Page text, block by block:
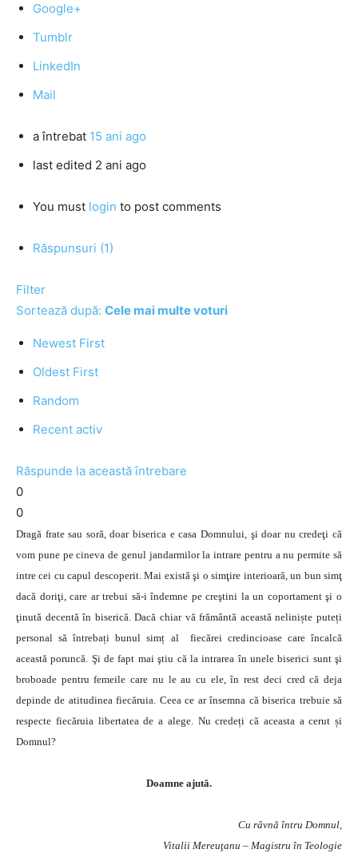
Google+
Tumblr
LinkedIn
Mail
a întrebat 15 ani ago
last edited 2 ani ago
You must login to post comments
Răspunsuri (1)
Filter
Sortează după: Cele mai multe voturi
Newest First
Oldest First
Random
Recent activ
Răspunde la această întrebare
0
0
Dragă frate sau soră, doar biserica e casa Domnului, şi doar nu credeţi că
vom pune pe cineva de genul jandarmilor la intrare pentru a nu permite să
intre cei cu capul descoperit. Mai există şi o simţire interioară, un bun simţ
dacă doriţi, care ar trebui să-i îndemne pe creştini la un coportament şi o
ţinută decentă în biserică. Dacă chiar vă frământă această neliniște puteți
personal să întrebați bunul simț al fiecărei credincioase care încalcă
această poruncă. Şi de fapt mai ştiu că la intrarea în unele biserici sunt şi
broboade pentru femeile care nu le au cu ele, în rest deci cred că deja
depinde de atitudinea fiecăruia. Ceea ce ar însemna că biserica trebuie să
respecte fiecăruia libertatea de a alege. Nu credeți că aceasta a cerut și
Domnul?
Doamne ajută.
Cu râvnă întru Domnul,
Vitalii Mereuţanu – Magistru în Teologie